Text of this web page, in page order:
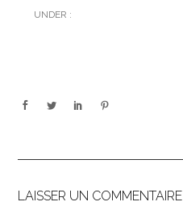
UNDER :
LAISSER UN COMMENTAIRE